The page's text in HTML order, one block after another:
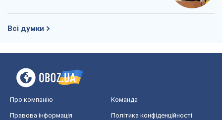
Всі думки
Про компанію Команда
Правова інформація Політика конфіденційності